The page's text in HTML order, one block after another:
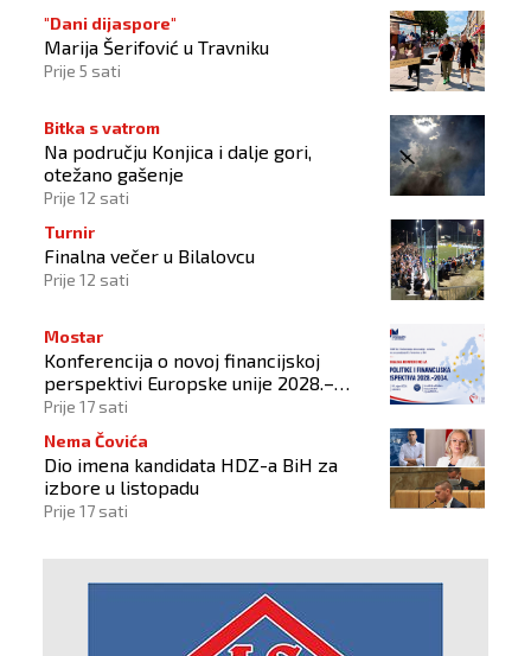
"Dani dijaspore"
Marija Šerifović u Travniku
Prije 5 sati
Bitka s vatrom
Na području Konjica i dalje gori,
otežano gašenje
Prije 12 sati
Turnir
Finalna večer u Bilalovcu
Prije 12 sati
Mostar
Konferencija o novoj financijskoj
perspektivi Europske unije 2028.–
2034.
Prije 17 sati
Nema Čovića
Dio imena kandidata HDZ-a BiH za
izbore u listopadu
Prije 17 sati